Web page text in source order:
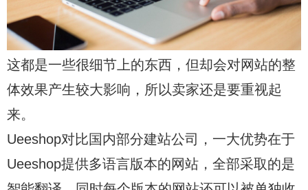
这都是一些很细节上的东西，但却会对网站的整
体效果产生较大影响，所以卖家还是要重视起
来。
Ueeshop对比国内部分建站公司，一大优势在于
Ueeshop提供多语言版本的网站，全部采取的是